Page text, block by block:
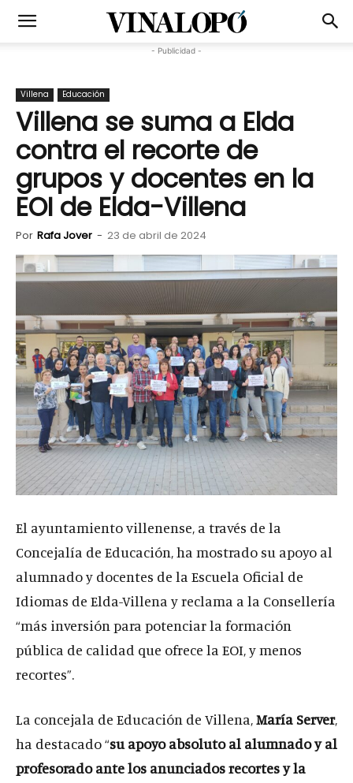
- Publicidad -
Villena Educación
Villena se suma a Elda
contra el recorte de
grupos y docentes en la
EOI de Elda-Villena
Por Rafa Jover - 23 de abril de 2024
El ayuntamiento villenense, a través de la
Concejalía de Educación, ha mostrado su apoyo al
alumnado y docentes de la Escuela Oficial de
Idiomas de Elda-Villena y reclama a la Consellería
“más inversión para potenciar la formación
pública de calidad que ofrece la EOI, y menos
recortes”.
La concejala de Educación de Villena,María Server,
ha destacado “su apoyo absoluto al alumnado y al
profesorado ante los anunciados recortes y la